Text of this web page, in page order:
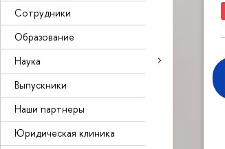
Сотрудники
Образование
Наука
Выпускники
Наши партнеры
Юридическая клиника